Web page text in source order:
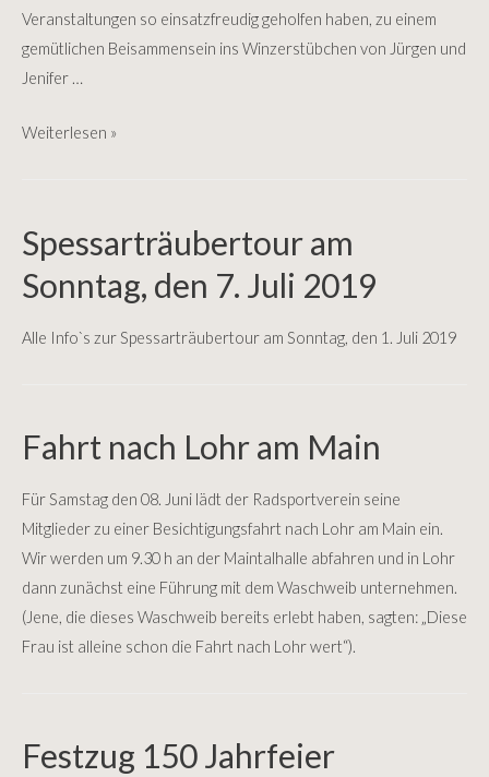
Veranstaltungen so einsatzfreudig geholfen haben, zu einem
gemütlichen Beisammensein ins Winzerstübchen von Jürgen und
Jenifer …
Termine
Weiterlesen »
Spessarträubertour am
Sonntag, den 7. Juli 2019
Alle Info`s zur Spessarträubertour am Sonntag, den 1. Juli 2019
Fahrt nach Lohr am Main
Für Samstag den 08. Juni lädt der Radsportverein seine
Mitglieder zu einer Besichtigungsfahrt nach Lohr am Main ein.
Wir werden um 9.30 h an der Maintalhalle abfahren und in Lohr
dann zunächst eine Führung mit dem Waschweib unternehmen.
(Jene, die dieses Waschweib bereits erlebt haben, sagten: „Diese
Frau ist alleine schon die Fahrt nach Lohr wert“).
Festzug 150 Jahrfeier